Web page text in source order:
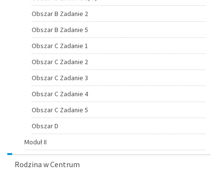
Obszar B Zadanie 2
Obszar B Zadanie 5
Obszar C Zadanie 1
Obszar C Zadanie 2
Obszar C Zadanie 3
Obszar C Zadanie 4
Obszar C Zadanie 5
Obszar D
Moduł II
Rodzina w Centrum